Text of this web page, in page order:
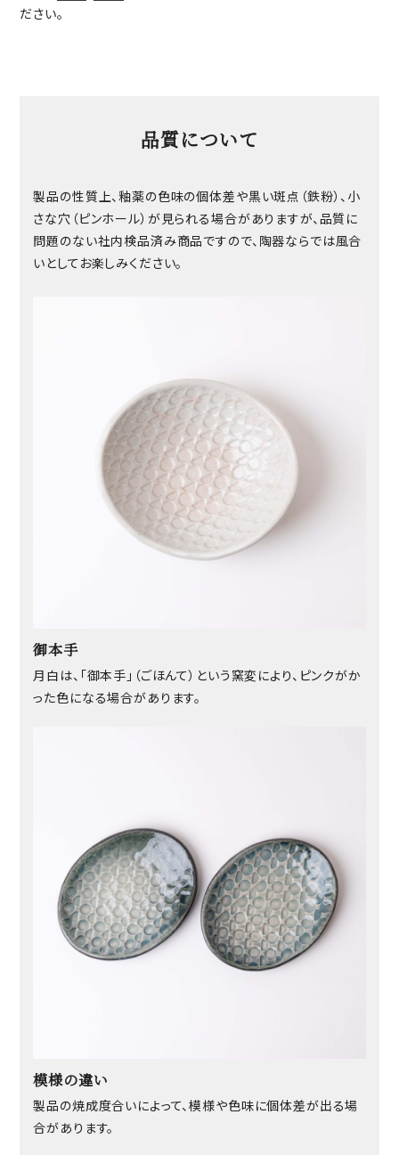
ださい。
品質について
製品の性質上、釉薬の色味の個体差や黒い斑点（鉄粉）、小
さな穴（ピンホール）が見られる場合がありますが、品質に
問題のない社内検品済み商品ですので、陶器ならでは風合
いとしてお楽しみください。
御本手
月白は、「御本手」（ごほんて）という窯変により、ピンクがか
った色になる場合があります。
模様の違い
製品の焼成度合いによって、模様や色味に個体差が出る場
合があります。